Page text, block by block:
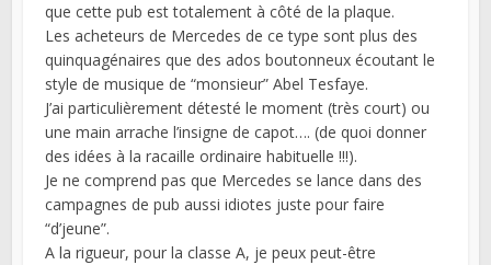
que cette pub est totalement à côté de la plaque.
Les acheteurs de Mercedes de ce type sont plus des
quinquagénaires que des ados boutonneux écoutant le
style de musique de “monsieur” Abel Tesfaye.
J’ai particulièrement détesté le moment (très court) ou
une main arrache l’insigne de capot…. (de quoi donner
des idées à la racaille ordinaire habituelle !!!).
Je ne comprend pas que Mercedes se lance dans des
campagnes de pub aussi idiotes juste pour faire
“d’jeune”.
A la rigueur, pour la classe A, je peux peut-être